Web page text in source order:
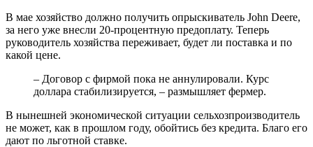
В мае хозяйство должно получить опрыскиватель John Deere,
за него уже внесли 20-процентную предоплату. Теперь
руководитель хозяйства переживает, будет ли поставка и по
какой цене.
– Договор с фирмой пока не аннулировали. Курс
доллара стабилизируется, – размышляет фермер.
В нынешней экономической ситуации сельхозпроизводитель
не может, как в прошлом году, обойтись без кредита. Благо его
дают по льготной ставке.